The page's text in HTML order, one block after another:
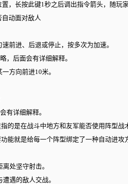
，长按此键1秒之后调出指令箭头，随玩
动面对敌人
前进、后退或停止，按多次为加速。
，后面会有详细解释。
方向前进10米。
有详细解释。
的是在战斗中地方和友军能否使用阵型战
能就是给每一个阵型绑定了一种自动进
处坚守射击。
遇的敌人交战。